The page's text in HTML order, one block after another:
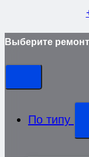
Выберите
По типу